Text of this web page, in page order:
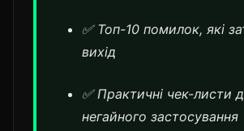
✅ Топ-10 помилок, які
вихід
✅ Практичні чек-листи
негайного застосування